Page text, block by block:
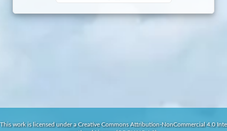
This work is licensed under a Creative Commons Attribution-NonCommercial 4.0 Inte